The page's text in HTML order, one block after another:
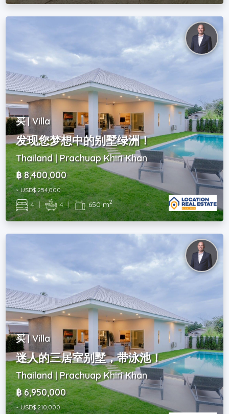
买 | Villa
发现您梦想中的别墅绿洲！
Thailand | Prachuap Khiri Khan
฿ 8,400,000
~ USD$ 254,000
4 | 4 | 650 m2
买 | Villa
迷人的三居室别墅，带泳池！
Thailand | Prachuap Khiri Khan
฿ 6,950,000
~ USD$ 210,000